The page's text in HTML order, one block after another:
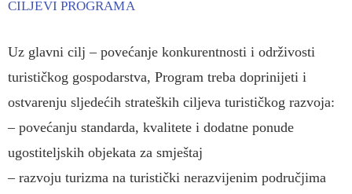
CILJEVI PROGRAMA
Uz glavni cilj – povećanje konkurentnosti i održivosti
turističkog gospodarstva, Program treba doprinijeti i
ostvarenju sljedećih strateških ciljeva turističkog razvoja:
– povećanju standarda, kvalitete i dodatne ponude
ugostiteljskih objekata za smještaj
– razvoju turizma na turistički nerazvijenim područjima